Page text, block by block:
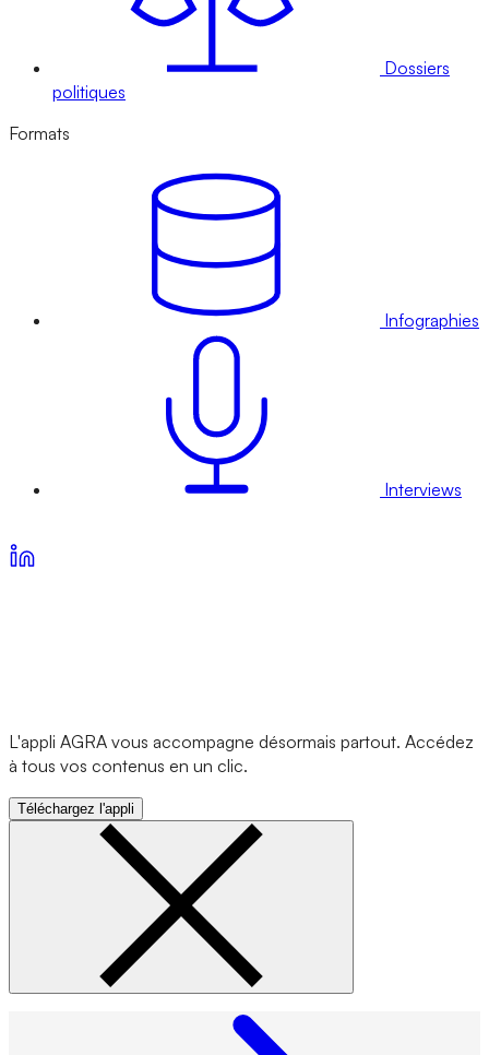
Dossiers
politiques
Formats
Infographies
Interviews
L'appli AGRA vous accompagne désormais partout. Accédez
à tous vos contenus en un clic.
Téléchargez l'appli